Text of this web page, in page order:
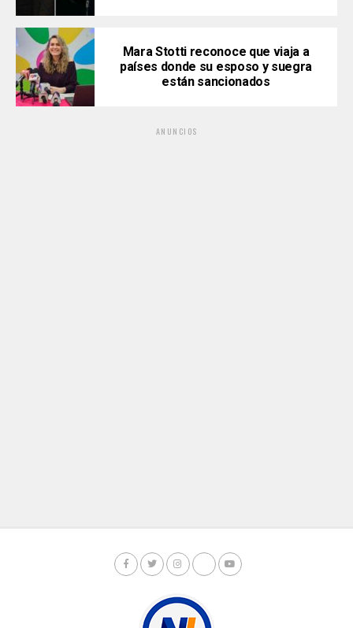
Mara Stotti reconoce que viaja a
países donde su esposo y suegra
están sancionados
ANUNCIOS